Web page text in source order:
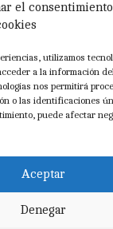
el consentimiento
utilizamos
a la información
nos permitirá
o las identificaciones
puede afectar
Aceptar
Denegar
Registrate Ahora
BLOG